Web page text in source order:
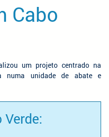
Cabo
um projeto centrado na
numa unidade de abate e